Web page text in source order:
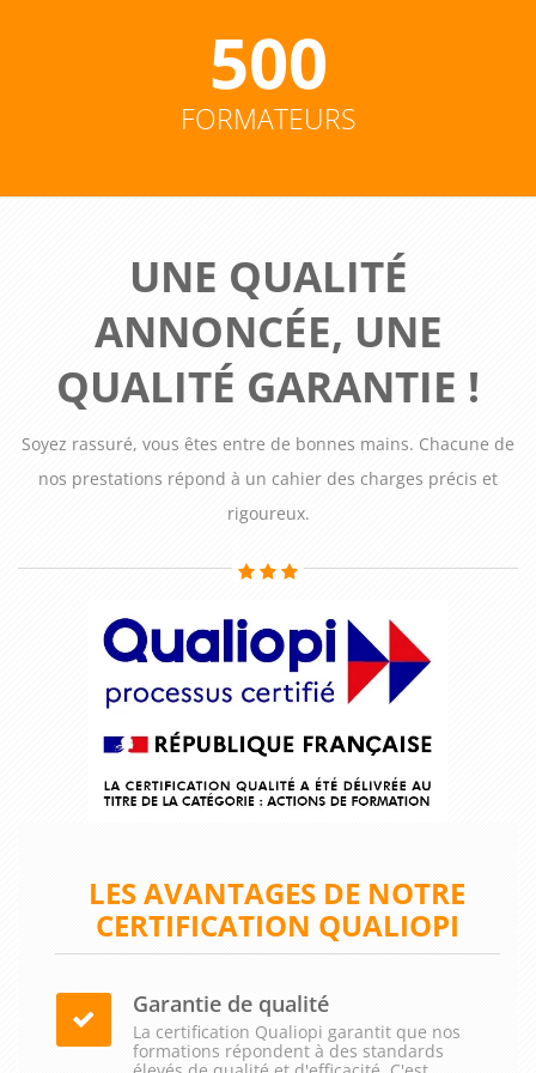
500
FORMATEURS
UNE QUALITÉ
ANNONCÉE, UNE
QUALITÉ GARANTIE !
Soyez rassuré, vous êtes entre de bonnes mains. Chacune de
nos prestations répond à un cahier des charges précis et
rigoureux.
LES AVANTAGES DE NOTRE
CERTIFICATION QUALIOPI
Garantie de qualité
La certification Qualiopi garantit que nos
formations répondent à des standards